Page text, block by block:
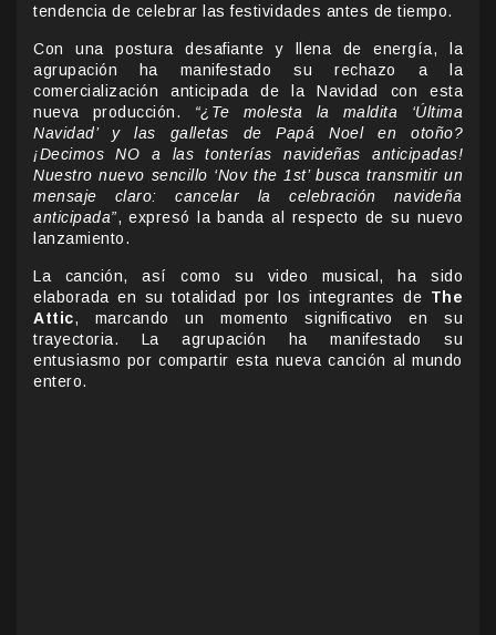
tendencia de celebrar las festividades antes de tiempo.
Con una postura desafiante y llena de energía, la
agrupación ha manifestado su rechazo a la
comercialización anticipada de la Navidad con esta
nueva producción. “¿Te molesta la maldita ‘Última
Navidad’ y las galletas de Papá Noel en otoño?
¡Decimos NO a las tonterías navideñas anticipadas!
Nuestro nuevo sencillo ‘Nov the 1st’ busca transmitir un
mensaje claro: cancelar la celebración navideña
anticipada”, expresó la banda al respecto de su nuevo
lanzamiento.
La canción, así como su video musical, ha sido
elaborada en su totalidad por los integrantes de The
Attic, marcando un momento significativo en su
trayectoria. La agrupación ha manifestado su
entusiasmo por compartir esta nueva canción al mundo
entero.